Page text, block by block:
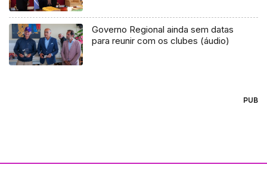
Governo Regional ainda sem datas
para reunir com os clubes (áudio)
PUB